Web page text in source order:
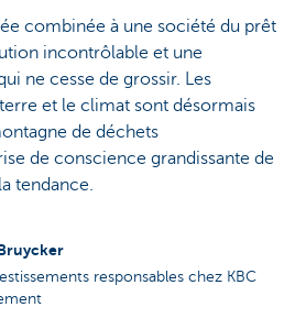
combinée à une société du prêt
incontrôlable et une
ne cesse de grossir. Les
et le climat sont désormais
de déchets
de conscience grandissante de
tendance.
responsables chez KBC